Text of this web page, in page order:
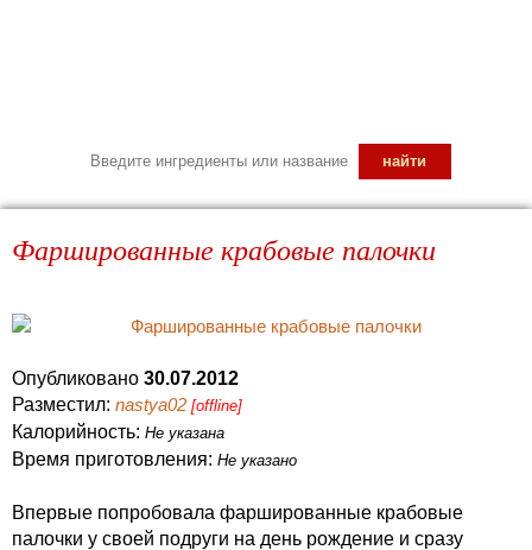
Фаршированные крабовые палочки
Опубликовано 30.07.2012
Разместил: nastya02 [offline]
Калорийность: Не указана
Время приготовления: Не указано
Впервые попробовала фаршированные крабовые
палочки у своей подруги на день рождение и сразу